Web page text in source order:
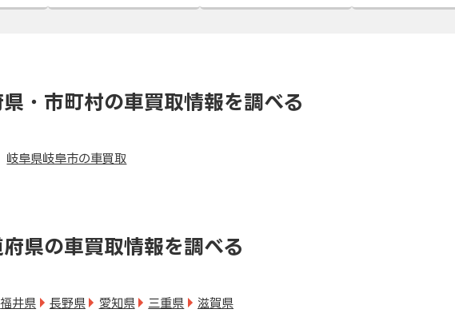
県・市町村の車買取情報を調べる
岐阜県岐阜市の車買取
県の車買取情報を調べる
福井県 長野県 愛知県 三重県 滋賀県